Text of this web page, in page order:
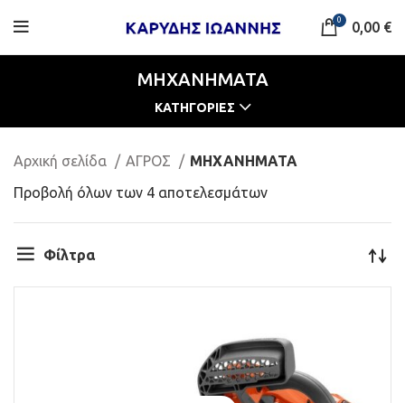
0 0,00 €
ΜΗΧΑΝΗΜΑΤΑ
ΚΑΤΗΓΟΡΙΕΣ
Αρχική σελίδα ΑΓΡΟΣ
ΜΗΧΑΝΗΜΑΤΑ
Προβολή όλων των 4 αποτελεσμάτων
Φίλτρα